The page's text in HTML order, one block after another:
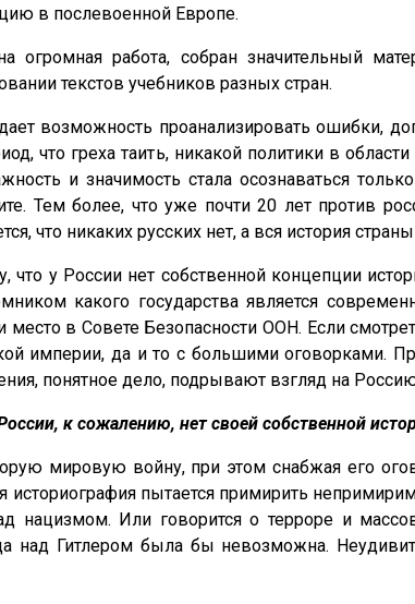
в послевоенной Европе.
огромная работа, собран значительный
текстов учебников разных стран.
возможность проанализировать ошибки,
что греха таить, никакой политики в
и значимость стала осознаваться
Тем более, что уже почти 20 лет против
что никаких русских нет, а вся история
у России нет собственной концепции
какого государства является
в Совете Безопасности ООН. Если
империи, да и то с большими оговорками.
понятное дело, подрывают взгляд на
к сожалению, нет своей собственной
мировую войну, при этом снабжая его
пытается примирить
нацизмом. Или говорится о терроре и
над Гитлером была бы невозможна.